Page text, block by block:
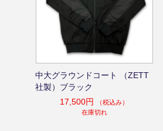
中大グラウンドコート （ZETT
社製）ブラック
17,500円
（税込み）
在庫切れ